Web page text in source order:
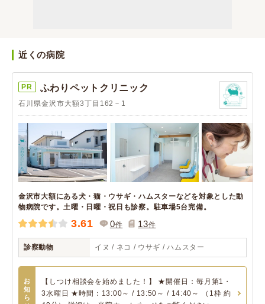
近くの病院
PR ふわりペットクリニック
石川県金沢市大額3丁目162－1
金沢市大額にある犬・猫・ウサギ・ハムスターなどを対象とした動
物病院です。土曜・日曜・祝日も診察。駐車場5台完備。
3.61 0件 13件
診察動物 イヌ / ネコ / ウサギ / ハムスター
お
知
ら
【しつけ相談会を始めました！】 ★開催日：毎月第1・
3水曜日 ★時間：13:00～ / 13:50～ / 14:40～ （1枠 約